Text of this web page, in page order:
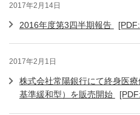
2017年2月14日
2016年度第3四半期報告
2017年2月1日
株式会社常陽銀行にて終身医
基準緩和型）を販売開始